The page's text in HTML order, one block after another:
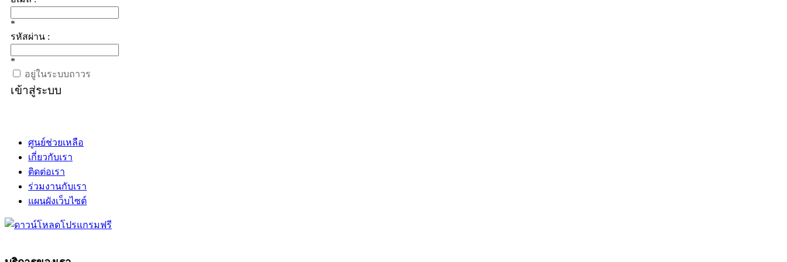
*
รหัสผ่าน :
*
อยู่ในระบบถาวร
เข้าสู่ระบบ
ศูนย์ช่วยเหลือ
เกี่ยวกับเรา
ติดต่อเรา
ร่วมงานกับเรา
แผนผังเว็บไซต์